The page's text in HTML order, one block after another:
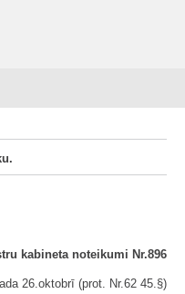
kabineta noteikumi Nr.896
26.oktobrī (prot. Nr.62 45.§)